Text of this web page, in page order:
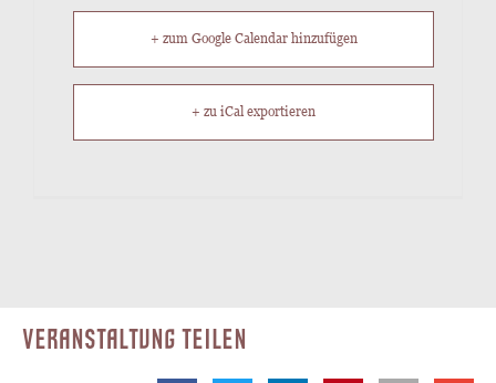
+ zum Google Calendar hinzufügen
+ zu iCal exportieren
VERANSTALTUNG TEILEN